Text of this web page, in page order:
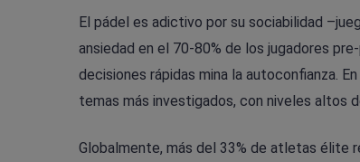
El pádel es adictivo por su sociabilidad
ansiedad en el 70-80% de los jugadores
decisiones rápidas mina la autoconfianza.
temas más investigados, con niveles altos
Globalmente, más del 33% de atletas élite